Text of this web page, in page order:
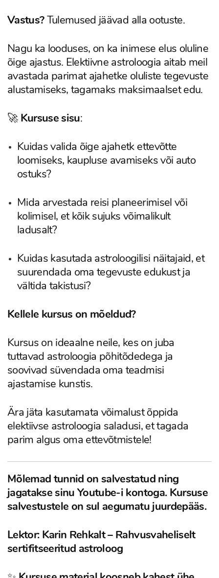
Vastus?Tulemused jäävad alla ootuste.
Nagu ka looduses, on ka inimese elus oluline
õige ajastus. Elektiivne astroloogia aitab meil
avastada parimat ajahetke oluliste tegevuste
alustamiseks, tagamaks maksimaalset edu.
🚀 Kursuse sisu:
Kuidas valida õige ajahetk ettevõtte
loomiseks, kaupluse avamiseks või auto
ostuks?
Mida arvestada reisi planeerimisel või
kolimisel, et kõik sujuks võimalikult
ladusalt?
Kuidas kasutada astroloogilisi näitajaid, et
suurendada oma tegevuste edukust ja
vältida takistusi?
Kellele kursus on mõeldud?
Kursus on ideaalne neile, kes on juba
tuttavad astroloogia põhitõdedega ja
soovivad süvendada oma teadmisi
ajastamise kunstis.
Ära jäta kasutamata võimalust õppida
elektiivse astroloogia saladusi, et tagada
parim algus oma ettevõtmistele!
Mõlemad tunnid on salvestatud ning
jagatakse sinu Youtube-i kontoga. Kursuse
salvestustele on sul aegumatu juurdepääs.
Lektor: Karin Rehkalt – Rahvusvaheliselt
sertifitseeritud astroloog